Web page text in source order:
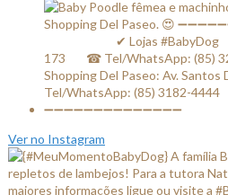
Ver no Instagram